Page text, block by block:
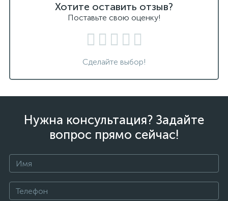
Хотите оставить отзыв?
Поставьте свою оценку!
Сделайте выбор!
Нужна консультация? Задайте
вопрос прямо сейчас!